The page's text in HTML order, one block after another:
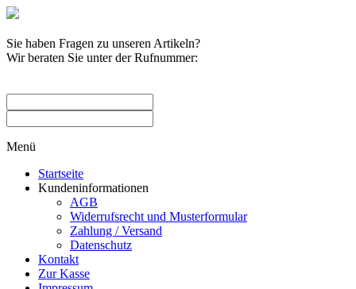
Sie haben Fragen zu unseren Artikeln?
Wir beraten Sie unter der Rufnummer:
Menü
Startseite
Kundeninformationen
AGB
Widerrufsrecht und Musterformular
Zahlung / Versand
Datenschutz
Kontakt
Zur Kasse